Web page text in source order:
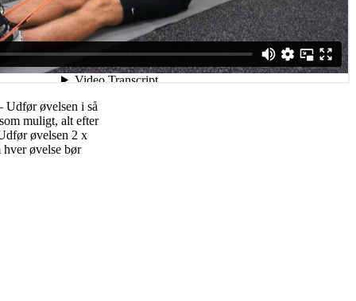
øvelsen i så
muligt, alt efter
øvelsen 2 x
hver øvelse bør